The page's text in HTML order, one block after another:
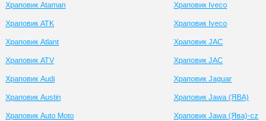
Храповик Ataman
Храповик ATK
Храповик Atlant
Храповик ATV
Храповик Audi
Храповик Austin
Храповик Auto Moto
Храповик Iveco
Храповик Iveco
Храповик JAC
Храповик JAC
Храповик Jaguar
Храповик Jawa (ЯВА)
Храповик Jawa (Ява)-cz